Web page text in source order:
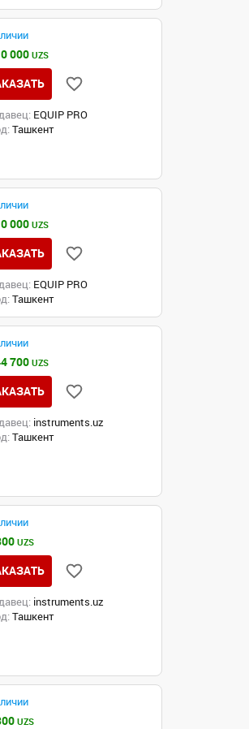
000UZS
EQUIP PRO
Ташкент
000UZS
EQUIP PRO
Ташкент
700UZS
instruments.uz
Ташкент
UZS
instruments.uz
Ташкент
UZS